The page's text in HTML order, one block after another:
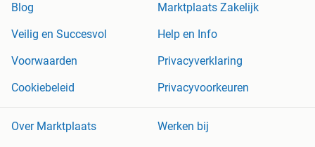
Blog
Marktplaats Zakelijk
Veilig en Succesvol
Help en Info
Voorwaarden
Privacyverklaring
Cookiebeleid
Privacyvoorkeuren
Over Marktplaats
Werken bij